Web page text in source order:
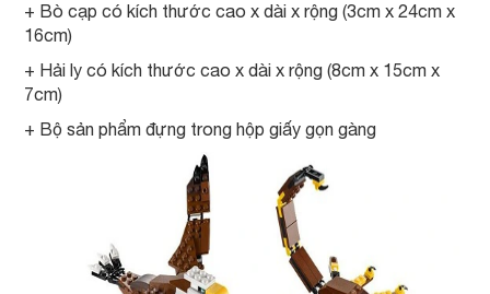
+ Bò cạp có kích thước cao x dài x rộng (3cm x 24cm x
16cm)
+ Hải ly có kích thước cao x dài x rộng (8cm x 15cm x
7cm)
+ Bộ sản phẩm đựng trong hộp giấy gọn gàng